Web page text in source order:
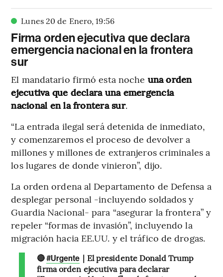
Lunes 20 de Enero,19:56
Firma orden ejecutiva que declara
emergencia nacional en la frontera
sur
El mandatario firmó esta noche una orden
ejecutiva que declara una emergencia
nacional en la frontera sur.
“La entrada ilegal será detenida de inmediato,
y comenzaremos el proceso de devolver a
millones y millones de extranjeros criminales a
los lugares de donde vinieron”, dijo.
La orden ordena al Departamento de Defensa a
desplegar personal -incluyendo soldados y
Guardia Nacional- para “asegurar la frontera” y
repeler “formas de invasión”, incluyendo la
migración hacia EE.UU. y el tráfico de drogas.
🔴#Urgente | El presidente Donald Trump
firma orden ejecutiva para declarar